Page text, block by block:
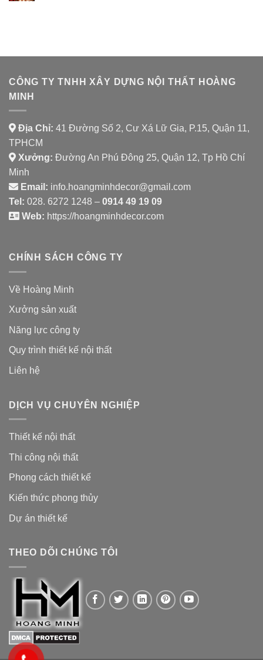
CÔNG TY TNHH XÂY DỰNG NỘI THẤT HOÀNG
MINH
Địa Chỉ: 41 Đường Số 2, Cư Xá Lữ Gia, P.15, Quận 11,
TPHCM
Xưởng: Đường An Phú Đông 25, Quận 12, Tp Hồ Chí
Minh
Email: info.hoangminhdecor@gmail.com
Tel: 028. 6272 1248 – 0914 49 19 09
Web: https://hoangminhdecor.com
CHÍNH SÁCH CÔNG TY
Về Hoàng Minh
Xưởng sản xuất
Năng lực công ty
Quy trình thiết kế nội thất
Liên hệ
DỊCH VỤ CHUYÊN NGHIỆP
Thiết kế nội thất
Thi công nội thất
Phong cách thiết kế
Kiến thức phong thủy
Dự án thiết kế
THEO DÕI CHÚNG TÔI